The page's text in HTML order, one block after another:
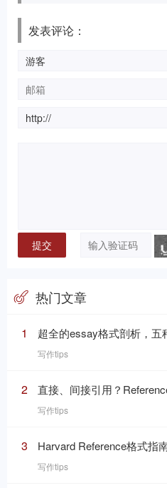
发表评论：
热门文章
1 超全的essay格式剖析，五种
写作tips
2 直接、间接引用？
写作tips
3 Harvard Reference格式指南：
写作tips